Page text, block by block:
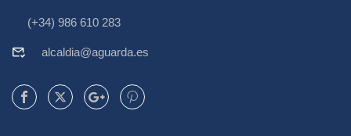
(+34) 986 610 283
alcaldia@aguarda.es